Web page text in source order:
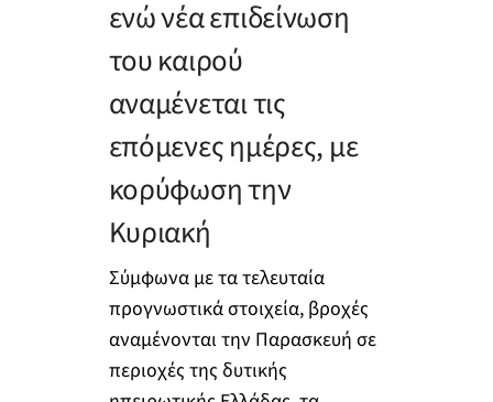
ενώ νέα επιδείνωση
του καιρού
αναμένεται τις
επόμενες ημέρες, με
κορύφωση την
Κυριακή
Σύμφωνα με τα τελευταία
προγνωστικά στοιχεία, βροχές
αναμένονται την Παρασκευή σε
περιοχές της δυτικής